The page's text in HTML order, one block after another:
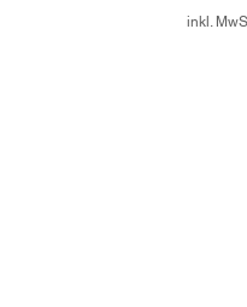
inkl.